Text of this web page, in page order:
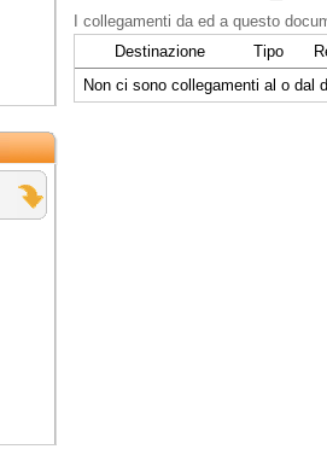
I collegamenti da ed a questo
Destinazione
Tipo
Non ci sono collegamenti al o dal